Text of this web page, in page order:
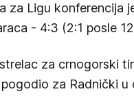
za Ligu konferencija
- 4:3 (2:1 posle
za crnogorski
za Radnički u